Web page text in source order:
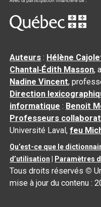
Auteurs : Hélène
Chantal‑Édith Masson,
Nadine Vincent,
Direction
informatique : Benoit
Professeurs
Université Laval,feu
Qu’est-ce que le
d’utilisation
Paramètres
Tous droits réservés ©
mise à jour du contenu :